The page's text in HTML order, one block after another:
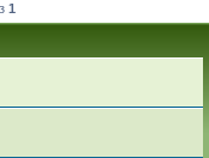
1